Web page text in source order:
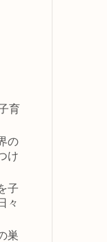
育
の
け
子
々
巣